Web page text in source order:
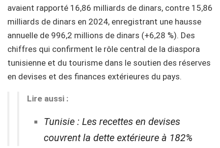
avaient rapporté 16,86 milliards de dinars, contre 15,86
milliards de dinars en 2024, enregistrant une hausse
annuelle de 996,2 millions de dinars (+6,28 %). Des
chiffres qui confirment le rôle central de la diaspora
tunisienne et du tourisme dans le soutien des réserves
en devises et des finances extérieures du pays.
Lire aussi :
Tunisie : Les recettes en devises
couvrent la dette extérieure à 182%